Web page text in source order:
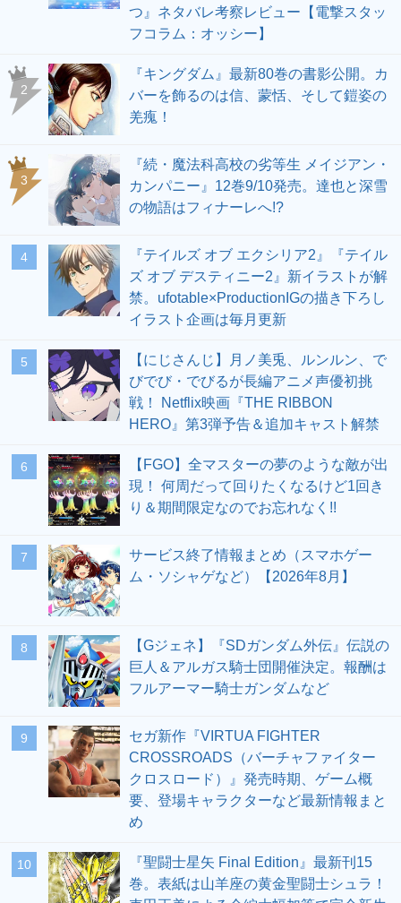
つ』ネタバレ考察レビュー【電撃スタッ
フコラム：オッシー】
2
『キングダム』最新80巻の書影公開。カ
バーを飾るのは信、蒙恬、そして鎧姿の
羌瘣！
3
『続・魔法科高校の劣等生 メイジアン・
カンパニー』12巻9/10発売。達也と深雪
の物語はフィナーレへ!?
4
『テイルズ オブ エクシリア2』『テイル
ズ オブ デスティニー2』新イラストが解
禁。ufotable×ProductionIGの描き下ろし
イラスト企画は毎月更新
5
【にじさんじ】月ノ美兎、ルンルン、で
びでび・でびるが長編アニメ声優初挑
戦！ Netflix映画『THE RIBBON
HERO』第3弾予告＆追加キャスト解禁
6
【FGO】全マスターの夢のような敵が出
現！ 何周だって回りたくなるけど1回き
り＆期間限定なのでお忘れなく!!
7
サービス終了情報まとめ（スマホゲー
ム・ソシャゲなど）【2026年8月】
8
【Gジェネ】『SDガンダム外伝』伝説の
巨人＆アルガス騎士団開催決定。報酬は
フルアーマー騎士ガンダムなど
9
セガ新作『VIRTUA FIGHTER
CROSSROADS（バーチャファイター
クロスロード）』発売時期、ゲーム概
要、登場キャラクターなど最新情報まと
め
10
『聖闘士星矢 Final Edition』最新刊15
巻。表紙は山羊座の黄金聖闘士シュラ！